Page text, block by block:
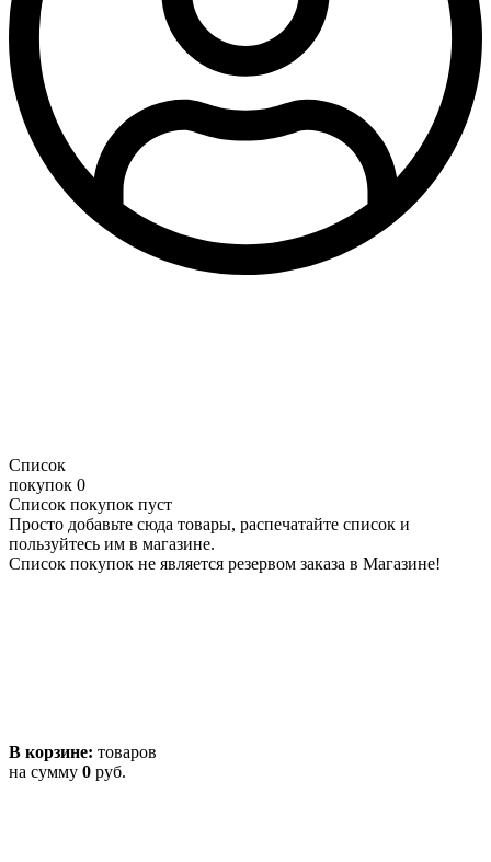
Список
покупок 0
Список покупок пуст
Просто добавьте сюда товары, распечатайте список и
пользуйтесь им в магазине.
Список покупок не является резервом заказа в Магазине!
В корзине: товаров
на сумму 0 руб.